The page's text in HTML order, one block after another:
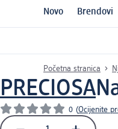
Novo Brendovi
Početna stranica
PRECIOSA
0 (Ocijenite